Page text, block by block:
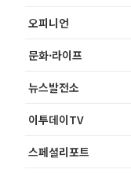
오피니언
문화·라이프
뉴스발전소
이투데이TV
스페셜리포트